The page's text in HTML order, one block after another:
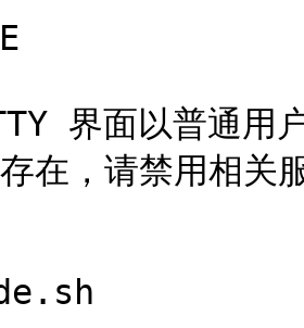
界面以普通用
在，请禁用相关